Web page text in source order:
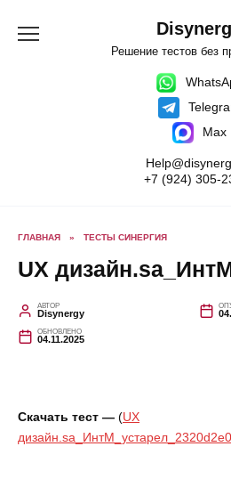
содержанию
Решение тестов без
Max
+7 (924) 305-
ГЛАВНАЯ » ТЕСТЫ СИНЕРГИЯ
UX
АВТОР
Disynergy
ОБНОВЛЕНО
04.11.2025
Скачать тест — (UX